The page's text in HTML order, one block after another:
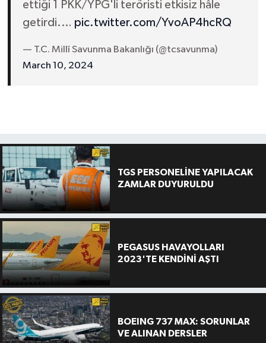
ettiği 1 PKK/YPG'li teröristi etkisiz hâle
getirdi.… pic.twitter.com/YvoAP4hcRQ
— T.C. Millî Savunma Bakanlığı (@tcsavunma)
March 10, 2024
TGS PERSONELİNE YAPILACAK
ZAMLAR DUYURULDU
PEGASUS HAVAYOLLARI
2023'TE KENDİNİ AŞTI
BOEING 737 MAX: SORUNLAR
VE ALINAN DERSLER